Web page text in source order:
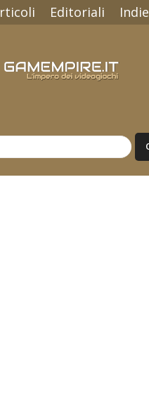
Editoriali Indie